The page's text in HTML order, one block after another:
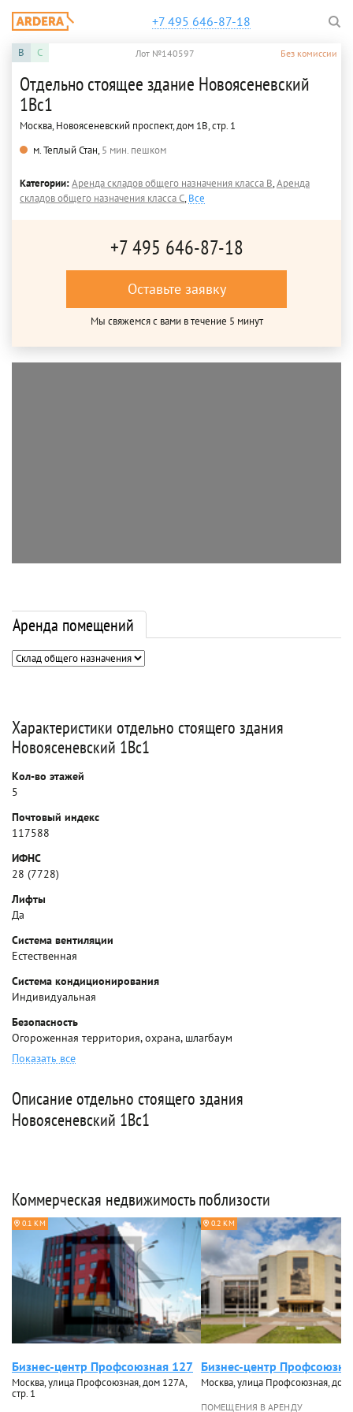
+7 495 646-87-18
B C Лот №140597 Без комиссии
Отдельно стоящее здание Новоясеневский
1Вс1
Москва, Новоясеневский проспект, дом 1В, стр. 1
м. Теплый Стан,5 мин. пешком
Категории:Аренда складов общего назначения класса B,Аренда
складов общего назначения класса C,Все
+7 495 646-87-18
Оставьте заявку
Мы свяжемся с вами в течение 5 минут
Аренда помещений
Характеристики отдельно стоящего здания
Новоясеневский 1Вс1
Кол-во этажей
5
Почтовый индекс
117588
ИФНС
28 (7728)
Лифты
Да
Система вентиляции
Естественная
Система кондиционирования
Индивидуальная
Безопасность
Огороженная территория, охрана, шлагбаум
Показать все
Описание отдельно стоящего здания
Новоясеневский 1Вс1
Коммерческая недвижимость поблизости
0.1 КМ
Бизнес-центр Профсоюзная 127
Москва, улица Профсоюзная, дом 127А,
стр. 1
0.2 КМ
Бизнес-центр
Москва, улица Профсоюзная, дом
ПОМЕЩЕНИЯ В АРЕНДУ